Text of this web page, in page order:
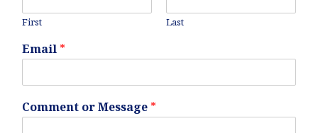
First Last
Email *
Comment or Message *